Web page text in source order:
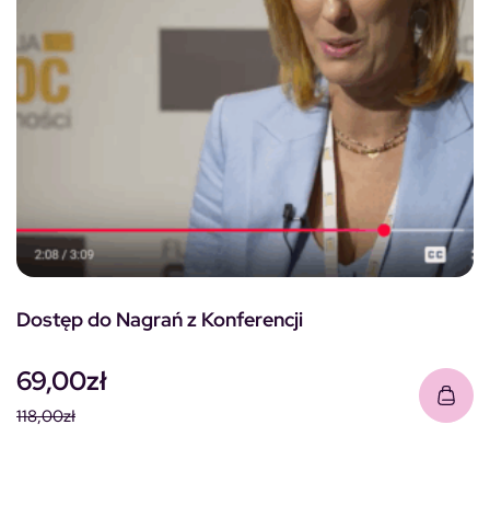
Dostęp do Nagrań z Konferencji
118,00zł
69,00zł